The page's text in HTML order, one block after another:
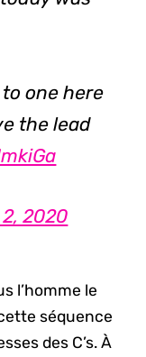
one here
the lead
2020
l’homme le
séquence
des C’s. À